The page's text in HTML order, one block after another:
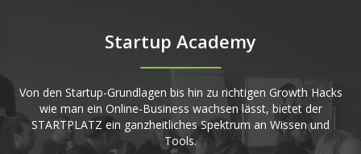
Startup Academy
Von den Startup-Grundlagen bis hin zu richtigen Growth Hacks
wie man ein Online-Business wachsen lässt, bietet der
STARTPLATZ ein ganzheitliches Spektrum an Wissen und
Tools.